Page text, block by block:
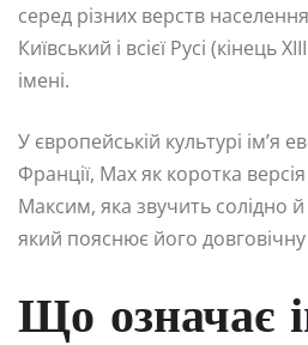
серед різних верств
Київський і всієї Русі
імені.
У європейській культурі
Франції, Max як коротка
Максим, яка звучить солідно
який пояснює його
Що означає